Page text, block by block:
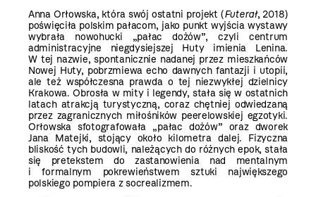
Anna Orłowska, która swój ostatni projekt (Futerał, 2018)
poświęciła polskim pałacom, jako punkt wyjścia wystawy
wybrała nowohucki „pałac dożów”, czyli centrum
administracyjne niegdysiejszej Huty imienia Lenina.
W tej nazwie, spontanicznie nadanej przez mieszkańców
Nowej Huty, pobrzmiewa echo dawnych fantazji i utopii,
ale też współczesna prawda o tej niezwykłej dzielnicy
Krakowa. Obrosła w mity i legendy, stała się w ostatnich
latach atrakcją turystyczną, coraz chętniej odwiedzaną
przez zagranicznych miłośników peerelowskiej egzotyki.
Orłowska sfotografowała „pałac dożów” oraz dworek
Jana Matejki, stojący około kilometra dalej. Fizyczna
bliskość tych budowli, należących do różnych epok, stała
się pretekstem do zastanowienia nad mentalnym
i formalnym pokrewieństwem sztuki największego
polskiego pompiera z socrealizmem.